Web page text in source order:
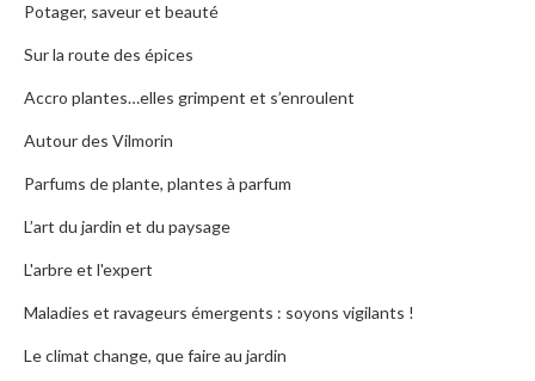
Potager, saveur et beauté
Sur la route des épices
Accro plantes…elles grimpent et s’enroulent
Autour des Vilmorin
Parfums de plante, plantes à parfum
L’art du jardin et du paysage
L'arbre et l'expert
Maladies et ravageurs émergents : soyons vigilants !
Le climat change, que faire au jardin